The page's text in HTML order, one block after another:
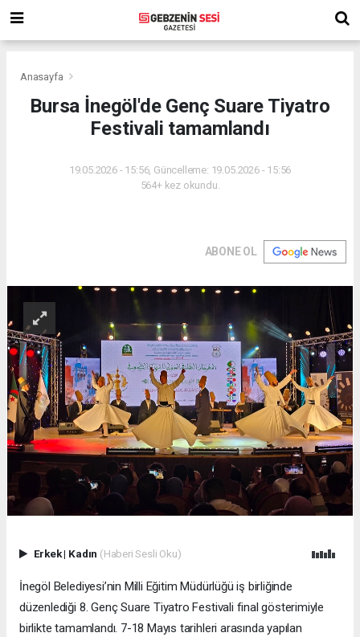
Anasayfa
Bursa İnegöl'de Genç Suare Tiyatro
Festivali tamamlandı
19.05.2026 - 15:56, Güncelleme: 19.05.2026 - 15:56
564+ kez okundu.
ABONE OL
Erkek| Kadın (Haberi Sesli Oku)
İnegöl Belediyesi’nin Milli Eğitim Müdürlüğü iş birliğinde
düzenlediği 8. Genç Suare Tiyatro Festivali final gösterimiyle
birlikte tamamlandı. 7-18 Mayıs tarihleri arasında yapılan